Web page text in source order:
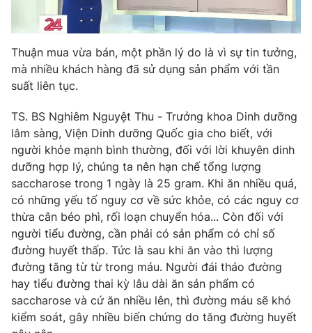
Thuận mua vừa bán, một phần lý do là vì sự tin tưởng,
mà nhiều khách hàng đã sử dụng sản phẩm với tần
suất liên tục.
TS. BS Nghiêm Nguyệt Thu - Trưởng khoa Dinh dưỡng
lâm sàng, Viện Dinh dưỡng Quốc gia cho biết, với
người khỏe mạnh bình thường, đối với lời khuyên dinh
dưỡng hợp lý, chúng ta nên hạn chế tổng lượng
saccharose trong 1 ngày là 25 gram. Khi ăn nhiều quá,
có những yếu tố nguy cơ về sức khỏe, có các nguy cơ
thừa cân béo phì, rối loạn chuyển hóa... Còn đối với
người tiểu đường, cần phải có sản phẩm có chỉ số
đường huyết thấp. Tức là sau khi ăn vào thì lượng
đường tăng từ từ trong máu. Người đái tháo đường
hay tiểu đường thai kỳ lâu dài ăn sản phẩm có
saccharose và cứ ăn nhiều lên, thì đường máu sẽ khó
kiểm soát, gây nhiều biến chứng do tăng đường huyết